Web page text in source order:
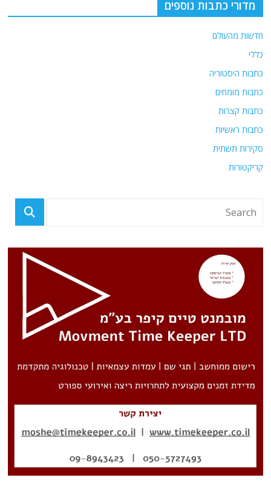
מדורי כתבות נוספים
חדשות מהעולם
כללי
כתבות היסטוריה
כתבות מומחים
כתבות קצרות
כתבות ראשיות
סקירות תשתית
קריקטורות